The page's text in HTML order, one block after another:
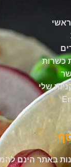
כשרות
שלי
באתר הינם